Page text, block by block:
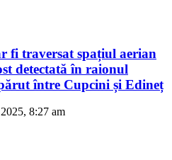
fi traversat spațiul aerian
detectată în raionul
între Cupcini și Edineț
8:27 am